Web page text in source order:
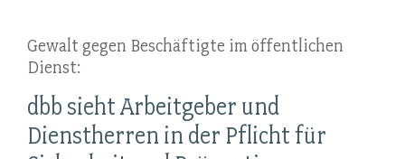
Gewalt gegen Beschäftigte im öffentlichen
Dienst:
dbb sieht Arbeitgeber und
Dienstherren in der Pflicht für